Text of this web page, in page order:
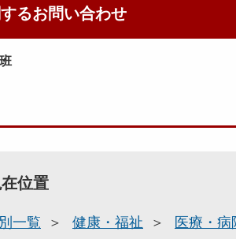
るお問い合わせ
位置
一覧 健康・福祉 医療・病